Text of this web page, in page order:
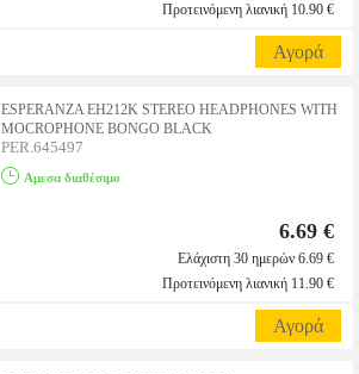
Προτεινόμενη λιανική 10.90 €
Αγορά
ESPERANZA EH212K STEREO HEADPHONES WITH
MOCROPHONE BONGO BLACK
PER.645497
Αμεσα διαθέσιμο
6.69 €
Ελάχιστη 30 ημερών 6.69 €
Προτεινόμενη λιανική 11.90 €
Αγορά